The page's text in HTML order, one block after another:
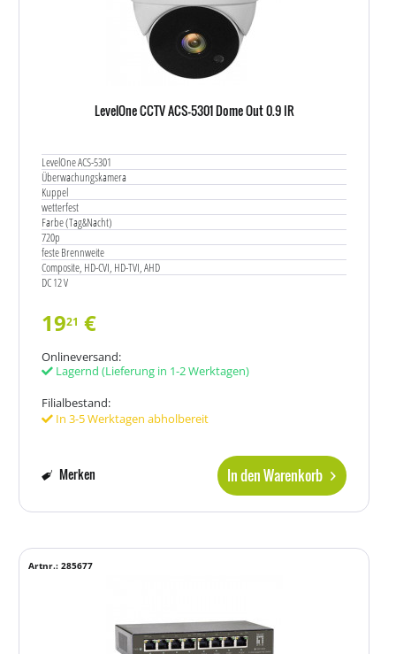
LevelOne CCTV ACS-5301 Dome Out 0.9 IR
LevelOne ACS-5301
Überwachungskamera
Kuppel
wetterfest
Farbe (Tag&Nacht)
720p
feste Brennweite
Composite, HD-CVI, HD-TVI, AHD
DC 12 V
1921 €
Onlineversand:
Lagernd (Lieferung in 1-2 Werktagen)
Filialbestand:
In 3-5 Werktagen abholbereit
In den Warenkorb
Merken
Artnr.: 285677